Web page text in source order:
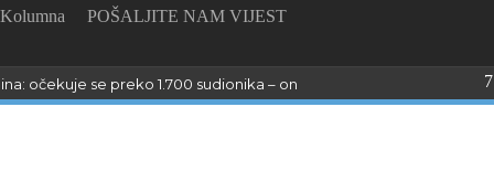
Kolumna POŠALJITE NAM VIJEST
očekuje se preko 1.700 sudionika – online prijave do 26. kolovoza